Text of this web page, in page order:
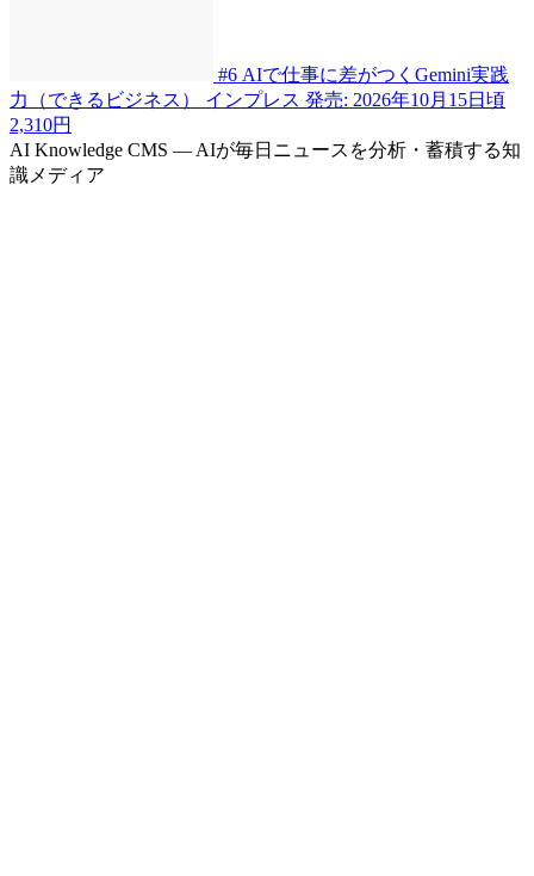
#6 AIで仕事に差がつくGemini実践
力（できるビジネス）
インプレス 発売: 2026年10月15日頃
2,310円
AI Knowledge CMS — AIが毎日ニュースを分析・蓄積する知
識メディア